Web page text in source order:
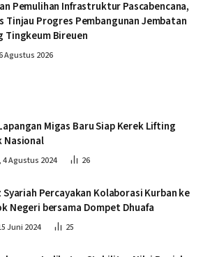
Pemulihan Infrastruktur Pascabencana,
Tinjau Progres Pembangunan Jembatan
Tingkeum Bireuen
Agustus 2026
Migas Baru Siap Kerek Lifting
Nasional
Agustus 2024 26
Percayakan Kolaborasi Kurban ke
Negeri bersama Dompet Dhuafa
Juni 2024 25